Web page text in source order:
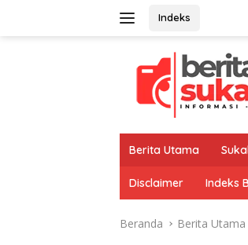
Indeks
Berita Utama
Disclaimer Indeks
Beranda Berita Utama